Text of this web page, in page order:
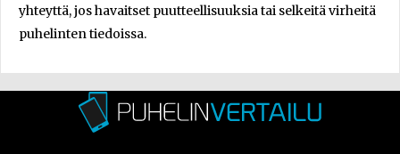
yhteyttä, jos havaitset puutteellisuuksia tai selkeitä virheitä
puhelinten tiedoissa.